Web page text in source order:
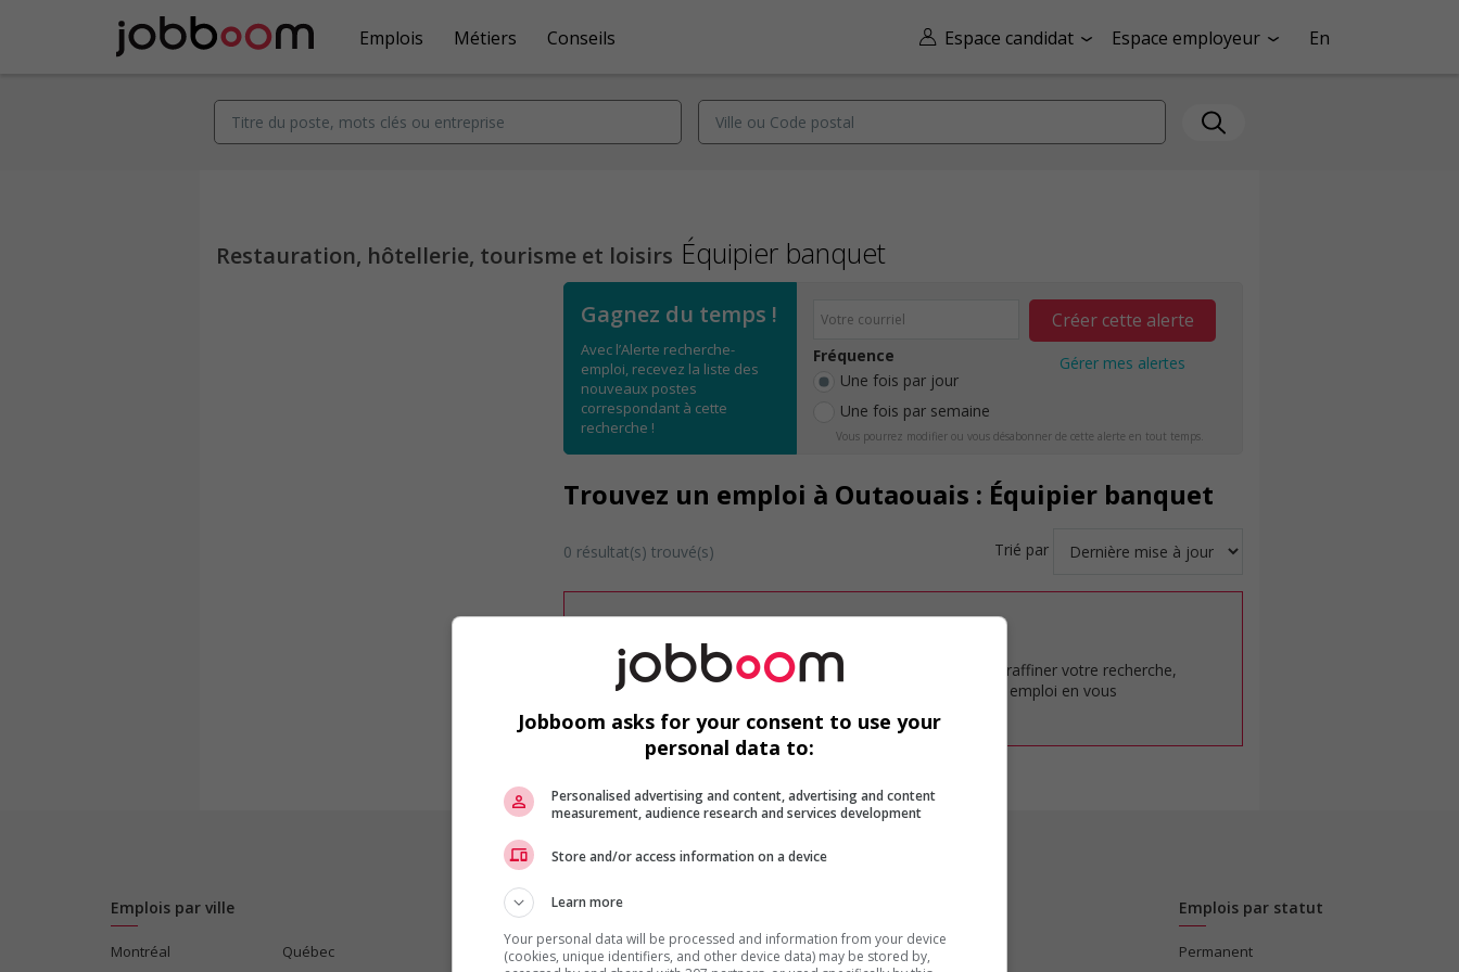
Espace candidat Espace employeur En
Emplois Métiers Conseils
Restauration, hôtellerie, tourisme et loisirs Équipier banquet
Gagnez du temps !
Avec l’Alerte recherche-
emploi, recevez la liste des
nouveaux postes
correspondant à cette
recherche !
Fréquence
Une fois par jour
Une fois par semaine
Créer cette alerte
Gérer mes alertes
Vous pourrez modifier ou vous désabonner de cette alerte en tout temps.
Trouvez un emploi à Outaouais : Équipier banquet
0 résultat(s) trouvé(s) Trié par
Désolé, cette recherche n'a produit aucun résultat.
Veuillez faire une nouvelle recherche.
Vous pouvez en tout temps utiliser nos outils pour raffiner votre recherche,
ou chercher un poste selon votre profil d'intérêt en emploi en vous
inscrivant
comme membre Jobboom.
Emplois par ville
Montréal
Québec
Emplois par secteur
Arts et métiers de la mode Automobile et transport
Emplois par statut
Permanent
Jobboom asks for your consent to use your
personal data to:
Personalised advertising and content, advertising and content
measurement, audience research and services development
Store and/or access information on a device
Learn more
Your personal data will be processed and information from your device
(cookies, unique identifiers, and other device data) may be stored by,